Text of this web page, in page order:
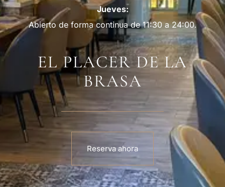
Jueves:
Abierto de forma continua de 11:30 a 24:00.
EL PLACER DE LA
BRASA
Reserva ahora